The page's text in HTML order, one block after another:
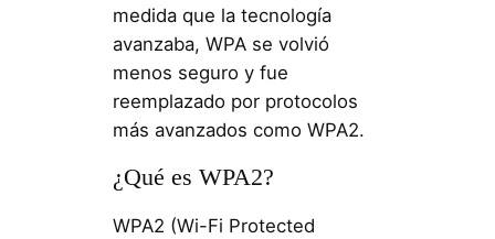
medida que la tecnología
avanzaba, WPA se volvió
menos seguro y fue
reemplazado por protocolos
más avanzados como WPA2.
¿Qué es WPA2?
WPA2 (Wi-Fi Protected